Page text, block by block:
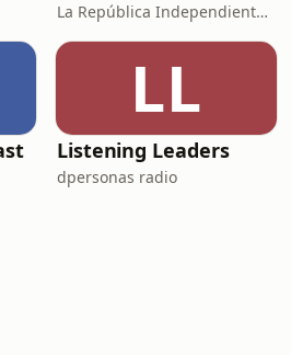
La República Independiente de la Radio
LL
Listening Leaders
dpersonas radio